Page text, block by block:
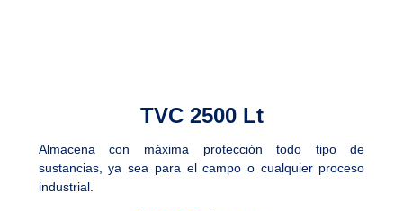
TVC 2500 Lt
Almacena con máxima protección todo tipo de
sustancias, ya sea para el campo o cualquier proceso
industrial.